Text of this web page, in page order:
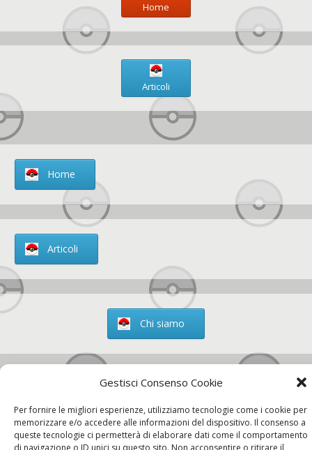
Gestisci Consenso Cookie
Per fornire le migliori esperienze, utilizziamo tecnologie come i cookie per
memorizzare e/o accedere alle informazioni del dispositivo. Il consenso a
queste tecnologie ci permetterà di elaborare dati come il comportamento
di navigazione o ID unici su questo sito. Non acconsentire o ritirare il
Home
Articoli
Home
Articoli
Chi siamo